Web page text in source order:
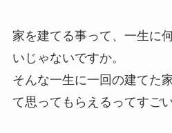
家を建てる事って、一生に
いじゃないですか。
そんな一生に一回の建てた
て思ってもらえるってすご